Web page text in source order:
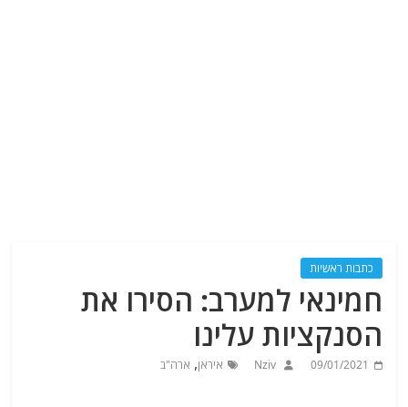
כתבות ראשיות
חמינאי למערב: הסירו את
הסנקציות עלינו
09/01/2021
Nziv איראן, ארה"ב